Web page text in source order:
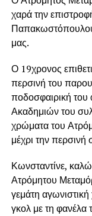
χαρά την
μας.
Ο 19χρονος
περσινή του
ποδοσφαιρική του
Ακαδημιών του
χρώματα του
μέχρι την περσινή
Κωνσταντίνε,
Ατρόμητου
γεμάτη
γκολ με τη φανέλα